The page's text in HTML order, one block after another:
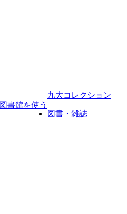
図書館を使う
九大コレクション
図書・雑誌